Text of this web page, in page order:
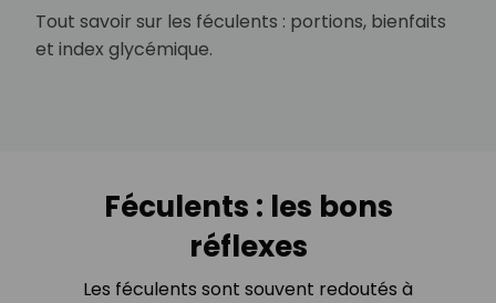
Tout savoir sur les féculents : portions, bienfaits
et index glycémique.
Féculents : les bons
réflexes
Les féculents sont souvent redoutés à